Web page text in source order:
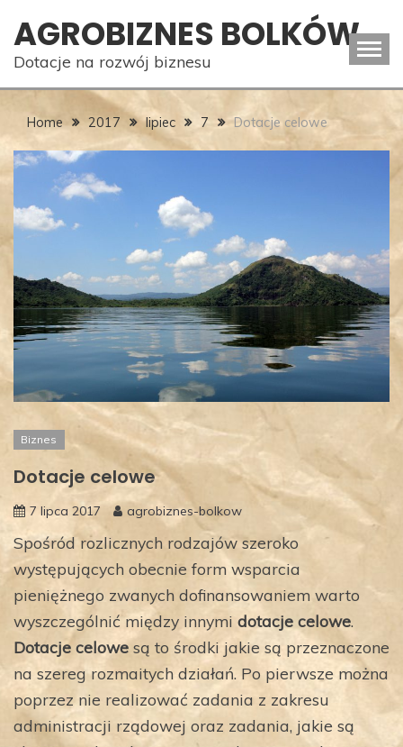
content
AGROBIZNES BOLKÓW
Dotacje na rozwój biznesu
Home 2017 lipiec 7 Dotacje celowe
Biznes
Dotacje celowe
7 lipca 2017 agrobiznes-bolkow
Spośród rozlicznych rodzajów szeroko
występujących obecnie form wsparcia
pieniężnego zwanych dofinansowaniem warto
wyszczególnić między innymi dotacje celowe.
Dotacje celowe są to środki jakie są przeznaczone
na szereg rozmaitych działań. Po pierwsze można
poprzez nie realizować zadania z zakresu
administracji rządowej oraz zadania, jakie są